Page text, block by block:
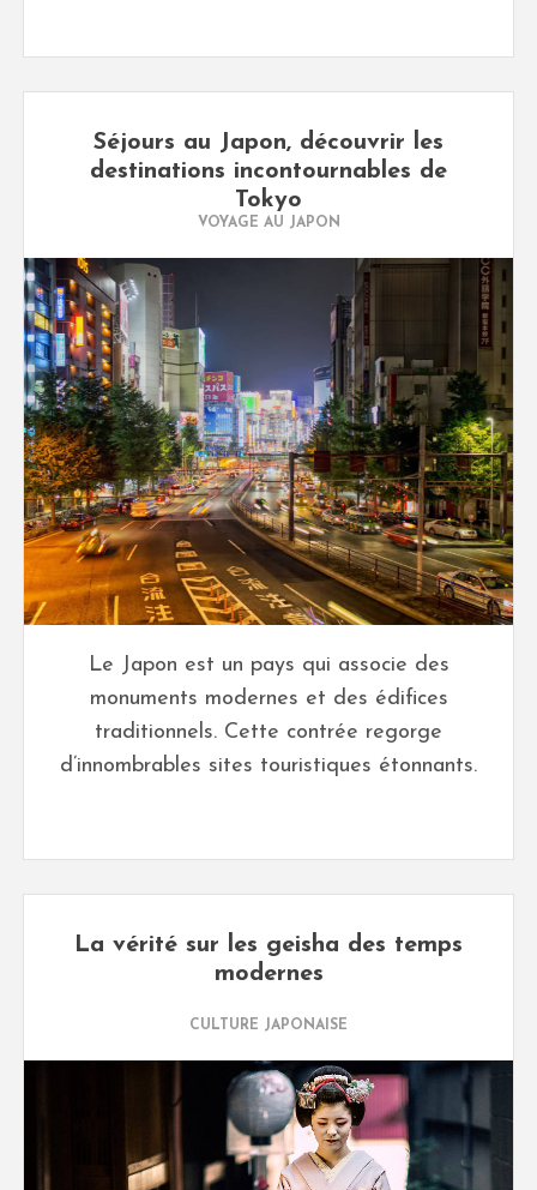
Séjours au Japon, découvrir les
destinations incontournables de
Tokyo
VOYAGE AU JAPON
Le Japon est un pays qui associe des
monuments modernes et des édifices
traditionnels. Cette contrée regorge
d’innombrables sites touristiques étonnants.
La vérité sur les geisha des temps
modernes
CULTURE JAPONAISE